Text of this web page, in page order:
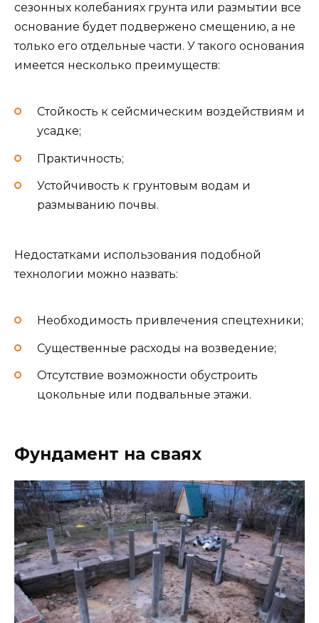
сезонных колебаниях грунта или размытии все
основание будет подвержено смещению, а не
только его отдельные части. У такого основания
имеется несколько преимуществ:
Стойкость к сейсмическим воздействиям и
усадке;
Практичность;
Устойчивость к грунтовым водам и
размыванию почвы.
Недостатками использования подобной
технологии можно назвать:
Необходимость привлечения спецтехники;
Существенные расходы на возведение;
Отсутствие возможности обустроить
цокольные или подвальные этажи.
Фундамент на сваях